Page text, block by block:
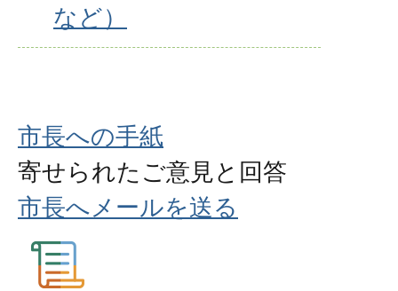
など）
市長への手紙
寄せられたご意見と回答
市長へメールを送る